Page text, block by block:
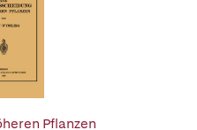
Pflanzen